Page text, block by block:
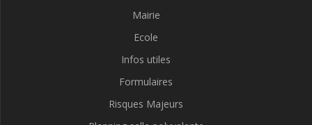
Mairie
Ecole
Infos utiles
Formulaires
Risques Majeurs